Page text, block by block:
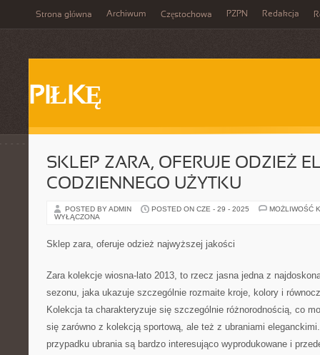
Strona główna Archiwum Częstochowa PZPN Redakcja
PIŁKĘ
SKLEP ZARA, OFERUJE ODZIEŻ
CODZIENNEGO UŻYTKU
POSTED BY ADMIN POSTED ON CZE - 29 - 2025
MOŻLIWOŚĆ
WYŁĄCZONA
Sklep zara, oferuje odzież najwyższej jakości
Zara kolekcje wiosna-lato 2013, to rzecz jasna jedna z
sezonu, jaka ukazuje szczególnie rozmaite kroje, kolory i
Kolekcja ta charakteryzuje się szczególnie różnorodnością, co
się zarówno z kolekcją sportową, ale też z ubraniami
przypadku ubrania są bardzo interesująco wyprodukowane i